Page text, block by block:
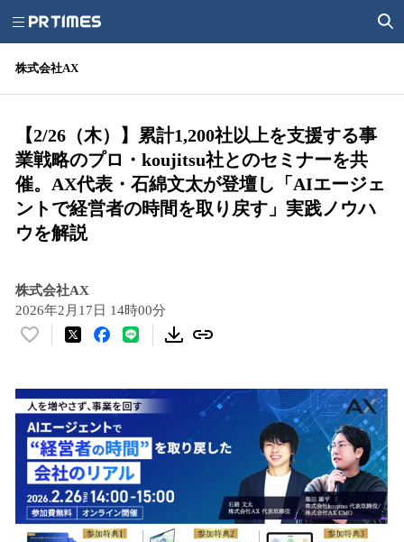
株式会社AX
【2/26（木）】累計1,200社以上を支援する事
業戦略のプロ・koujitsu社とのセミナーを共
催。AX代表・石綿文太が登壇し「AIエージェ
ントで経営者の時間を取り戻す」実践ノウハ
ウを解説
株式会社AX
2026年2月17日 14時00分
い
！
数
を
読
み
込
み
中